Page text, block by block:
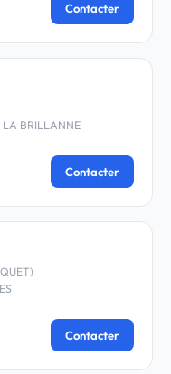
Contacter
LA BRILLANNE
Contacter
Contacter